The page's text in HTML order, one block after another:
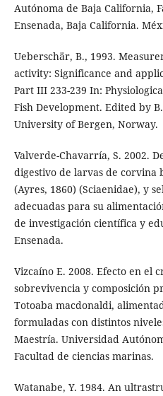
Autónoma de Baja California,
Ensenada, Baja California.
Ueberschär, B., 1993.
activity: Significance and
Part III 233-239 In:
Fish Development. Edited by
University of Bergen, Norway.
Valverde-Chavarría, S. 2002.
digestivo de larvas de corvina
(Ayres, 1860) (Sciaenidae), y
adecuadas para su
de investigación científica y
Ensenada.
Vizcaíno E. 2008. Efecto en el
sobrevivencia y composición
Totoaba macdonaldi,
formuladas con distintos
Maestría. Universidad
Facultad de ciencias marinas.
Watanabe, Y. 1984. An